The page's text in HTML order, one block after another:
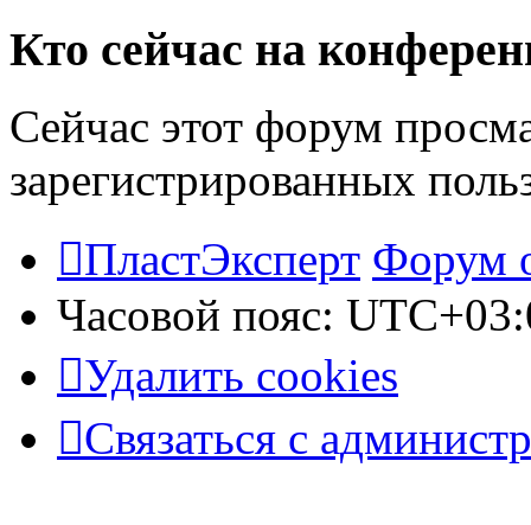
Кто сейчас на
Сейчас этот форум
зарегистрированных
ПластЭксперт Форум
Часовой пояс:
Удалить cookies
Связаться с